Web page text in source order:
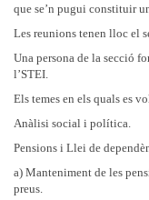
que se’n pugui constituir
Les reunions tenen lloc el
Una persona de la secció
l’STEI.
Els temes en els quals es
Anàlisi social i política.
Pensions i Llei de
a) Manteniment de les
preus.